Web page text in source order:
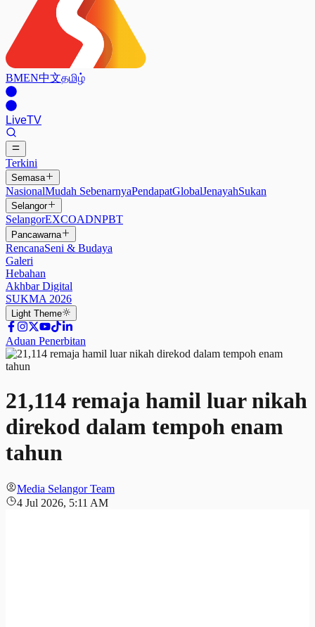
BMEN中文தமிழ்
LiveTV
Terkini
Semasa
NasionalMudah SebenarnyaPendapatGlobalJenayahSukan
Selangor
SelangorEXCOADNPBT
Pancawarna
RencanaSeni & Budaya
Galeri
Hebahan
Akhbar Digital
SUKMA 2026
Light Theme
Aduan Penerbitan
21,114 remaja hamil luar nikah
direkod dalam tempoh enam
tahun
Media Selangor Team
4 Jul 2026, 5:11 AM